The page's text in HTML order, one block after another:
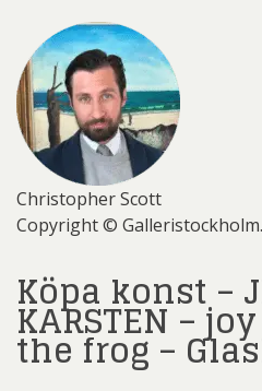
Christopher Scott
Copyright ©
Köpa konst –
KARSTEN –
the frog –